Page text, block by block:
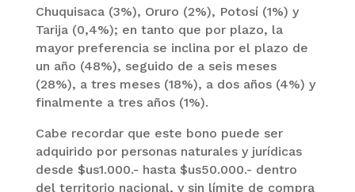
Chuquisaca (3%), Oruro (2%), Potosí (1%) y
Tarija (0,4%); en tanto que por plazo, la
mayor preferencia se inclina por el plazo de
un año (48%), seguido de a seis meses
(28%), a tres meses (18%), a dos años (4%) y
finalmente a tres años (1%).
Cabe recordar que este bono puede ser
adquirido por personas naturales y jurídicas
desde $us1.000.- hasta $us50.000.- dentro
del territorio nacional, y sin límite de compra